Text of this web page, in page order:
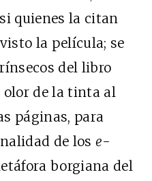
quienes la citan
la película; se
del libro
olor de la tinta al
páginas, para
de los e-
borgiana del